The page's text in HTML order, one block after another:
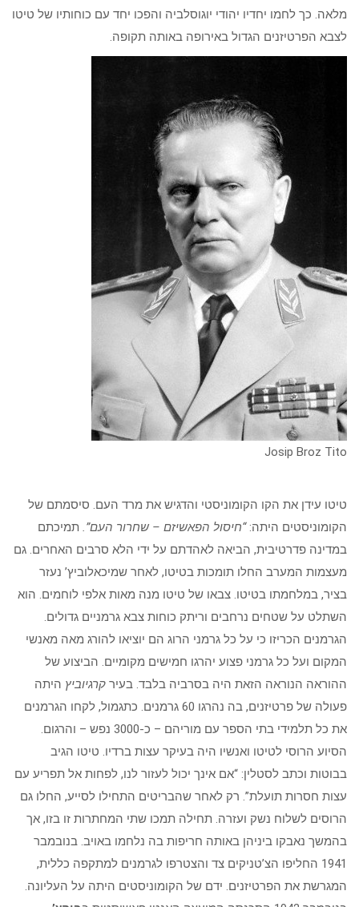
מלאה. כך לחמו יחדיו יהודי יוגוסלביה והפכו יחד עם כוחותיו של טיטו
לצבא הפרטיזנים הגדול באירופה באותה תקופה.
Josip Broz Tito
טיטו עידן את הקו הקומוניסטי והדגיש את מרד העם. סיסמתם של
הקומוניסטים היתה:“חיסול הפאשיזם – שחרור העם”. תמיכתם
במדינה פדרטיבית, הביאה לאהדתם על ידי הלא סרבים האחרים. גם
מעצמות המערב החלו תומכות בטיטו, לאחר שמיכאלוביץ’ נעזר
בציר, במלחמתו בטיטו. צבאו של טיטו מנה מאות אלפי לוחמים. הוא
השתלט על שטחים נרחבים וריתק כוחות צבא גרמניים גדולים.
הגרמנים הכריזו כי על כל גרמני הרוג הם יוציאו להורג מאה מאנשי
המקום ועל כל גרמני פצוע יהרגו חמישים מקומיים. הביצוע של
ההוראה הנוראה הזאת היה בסרביה בלבד. בעיר קרגיוביץ היתה
פעולה של פרטיזנים, בה נהרגו 60 גרמנים. כתגמול, לקחו הגרמנים
את כל תלמידי בתי הספר עם מוריהם – כ-3000 נפש – והרגום.
הסיוע הרוסי לטיטו ואנשיו היה בעיקר עצות ברדיו. טיטו הגיב
בבוטות וכתב לסטלין: “אם אינך יכול לעזור לנו, לפחות אל תפריע עם
עצות חסרות תועלת”. רק לאחר שהבריטים התחילו לסייע, החלו גם
הרוסים לשלוח נשק ועזרה. תחילה תמכו שתי המחתרות זו בזו, אך
בהמשך נאבקו ביניהן באותה חריפות בה נלחמו באויב. בנובמבר
1941 החליפו הצ’טניקים צד והצטרפו לגרמנים למתקפה כללית,
המגרשת את הפרטיזנים. ידם של הקומוניסטים היתה על העליונה.